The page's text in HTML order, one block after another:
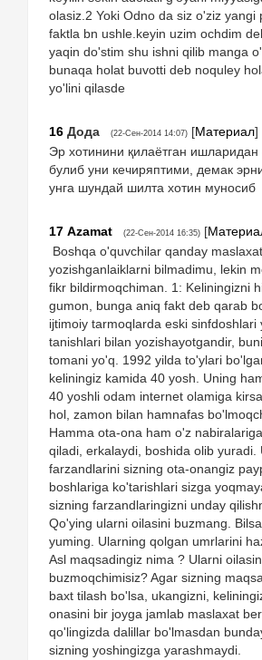
olasiz.2 Yoki Odno da siz o'ziz yangi
faktla bn ushle.keyin uzim ochdim
yaqin do'stim shu ishni qilib manga
bunaqa holat buvotti deb noquley
yo'lini qilasde
16 Дода (22-Сен-2014 14:07) [Материал]
Эр хотинини қилаётган
булиб уни кечиряптими, демак
унга шундай шилта хотин муносиб
17 Azamat (22-Сен-2014 16:35) [
Boshqa o'quvchilar qanday maslaxat
yozishganlaiklarni bilmadimu, lekin
fikr bildirmoqchiman. 1: Keliningizni
gumon, bunga aniq fakt deb qarab
ijtimoiy tarmoqlarda eski sinfdoshlari
tanishlari bilan yozishayotgandir,
tomani yo'q. 1992 yilda to'ylari
keliningiz kamida 40 yosh. Uning
40 yoshli odam internet olamiga
hol, zamon bilan hamnafas
Hamma ota-ona ham o'z
qiladi, erkalaydi, boshida olib yuradi.
farzandlarini sizning ota-onangiz
boshlariga ko'tarishlari sizga
sizning farzandlaringizni unday
Qo'ying ularni oilasini buzmang.
yuming. Ularning qolgan umrlarini
Asl maqsadingiz nima ? Ularni
buzmoqchimisiz? Agar sizning
baxt tilash bo'lsa, ukangizni,
onasini bir joyga jamlab maslaxat
qo'lingizda dalillar bo'lmasdan
sizning yoshingizga yarashmaydi.